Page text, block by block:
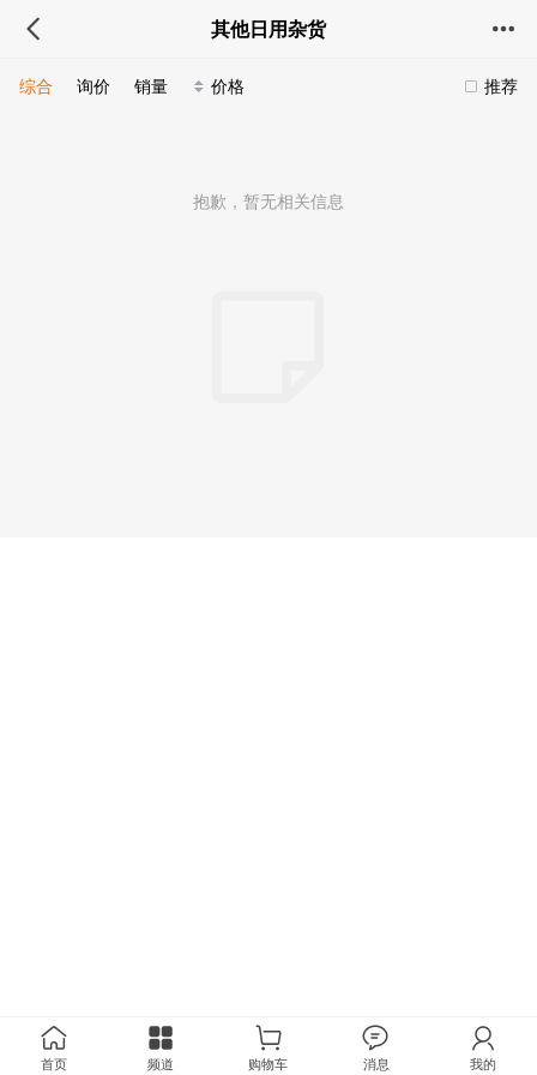
其他日用杂货
推荐
综合 询价 销量 价格
抱歉，暂无相关信息
首页 频道 购物车 消息 我的